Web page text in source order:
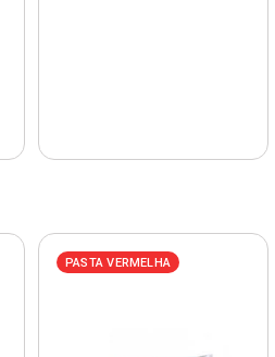
PASTA VERMELHA